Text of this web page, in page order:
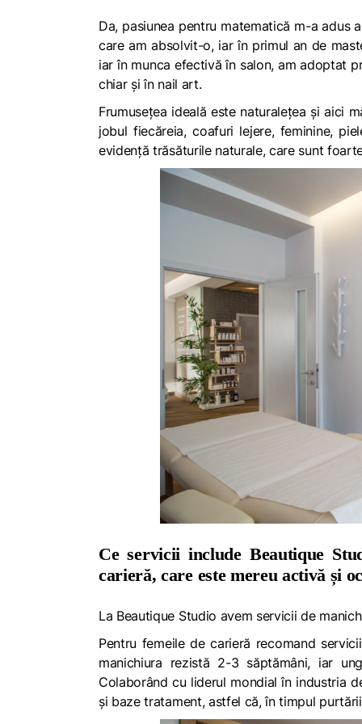
Da, pasiunea pentru matematică m-a adus
care am absolvit-o, iar în primul an de
iar în munca efectivă în salon, am adoptat
chiar și în nail art.
Frumusețea ideală este naturalețea și aici
jobul fiecăreia, coafuri lejere, feminine,
evidență trăsăturile naturale, care sunt
Ce servicii include Beautique
carieră, care este mereu activă și
La Beautique Studio avem servicii de
Pentru femeile de carieră recomand
manichiura rezistă 2-3 săptămâni, iar
Colaborând cu liderul mondial în industria
și baze tratament, astfel că, în timpul